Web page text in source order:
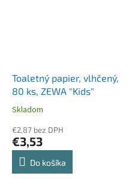
Toaletný papier, vlhčený,
80 ks, ZEWA "Kids"
Skladom
€2,87 bez DPH
€3,53
Do košíka